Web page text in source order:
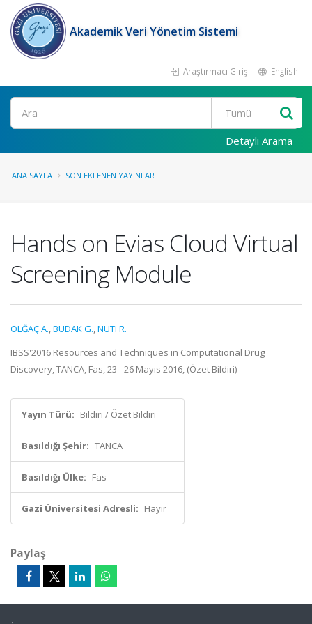
Akademik Veri Yönetim Sistemi
Araştırmacı Girişi English
Ara
Detaylı Arama
ANA SAYFA SON EKLENEN YAYINLAR
Hands on Evias Cloud Virtual
Screening Module
OLĞAÇ A.,BUDAK G.,NUTI R.
IBSS'2016 Resources and Techniques in Computational Drug
Discovery, TANCA, Fas, 23 - 26 Mayıs 2016, (Özet Bildiri)
Yayın Türü: Bildiri / Özet Bildiri
Basıldığı Şehir: TANCA
Basıldığı Ülke: Fas
Gazi Üniversitesi Adresli: Hayır
Paylaş